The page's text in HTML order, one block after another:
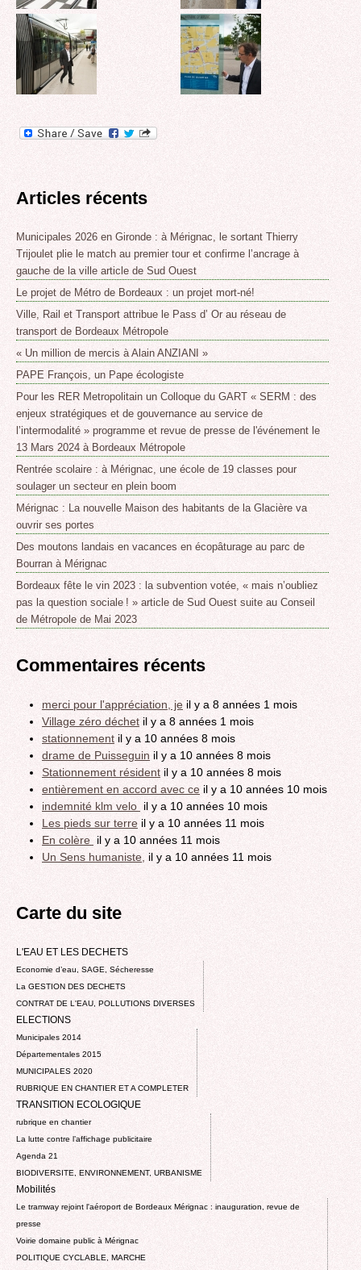
Articles récents
Municipales 2026 en Gironde : à Mérignac, le sortant Thierry
Trijoulet plie le match au premier tour et confirme l’ancrage à
gauche de la ville article de Sud Ouest
Le projet de Métro de Bordeaux : un projet mort-né!
Ville, Rail et Transport attribue le Pass d’ Or au réseau de
transport de Bordeaux Métropole
« Un million de mercis à Alain ANZIANI »
PAPE François, un Pape écologiste
Pour les RER Metropolitain un Colloque du GART « SERM : des
enjeux stratégiques et de gouvernance au service de
l’intermodalité » programme et revue de presse de l'événement le
13 Mars 2024 à Bordeaux Métropole
Rentrée scolaire : à Mérignac, une école de 19 classes pour
soulager un secteur en plein boom
Mérignac : La nouvelle Maison des habitants de la Glacière va
ouvrir ses portes
Des moutons landais en vacances en écopâturage au parc de
Bourran à Mérignac
Bordeaux fête le vin 2023 : la subvention votée, « mais n’oubliez
pas la question sociale ! » article de Sud Ouest suite au Conseil
de Métropole de Mai 2023
Commentaires récents
merci pour l'appréciation, je il y a 8 années 1 mois
Village zéro déchet il y a 8 années 1 mois
stationnement il y a 10 années 8 mois
drame de Puisseguin il y a 10 années 8 mois
Stationnement résident il y a 10 années 8 mois
entièrement en accord avec ce il y a 10 années 10 mois
indemnité klm velo il y a 10 années 10 mois
Les pieds sur terre il y a 10 années 11 mois
En colère il y a 10 années 11 mois
Un Sens humaniste, il y a 10 années 11 mois
Carte du site
L'EAU ET LES DECHETS
Economie d’eau, SAGE, Sécheresse
La GESTION DES DECHETS
CONTRAT DE L'EAU, POLLUTIONS DIVERSES
ELECTIONS
Municipales 2014
Départementales 2015
MUNICIPALES 2020
RUBRIQUE EN CHANTIER ET A COMPLETER
TRANSITION ECOLOGIQUE
rubrique en chantier
La lutte contre l’affichage publicitaire
Agenda 21
BIODIVERSITE, ENVIRONNEMENT, URBANISME
Mobilités
Le tramway rejoint l'aéroport de Bordeaux Mérignac : inauguration, revue de
presse
Voirie domaine public à Mérignac
POLITIQUE CYCLABLE, MARCHE